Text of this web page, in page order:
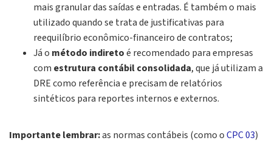
mais granular das saídas e entradas. É também o mais
utilizado quando se trata de justificativas para
reequilíbrio econômico-financeiro de contratos;
Já o método indiretoé recomendado para empresas
com estrutura contábil consolidada, que já utilizam a
DRE como referência e precisam de relatórios
sintéticos para reportes internos e externos.
Importante lembrar:as normas contábeis (como oCPC 03)